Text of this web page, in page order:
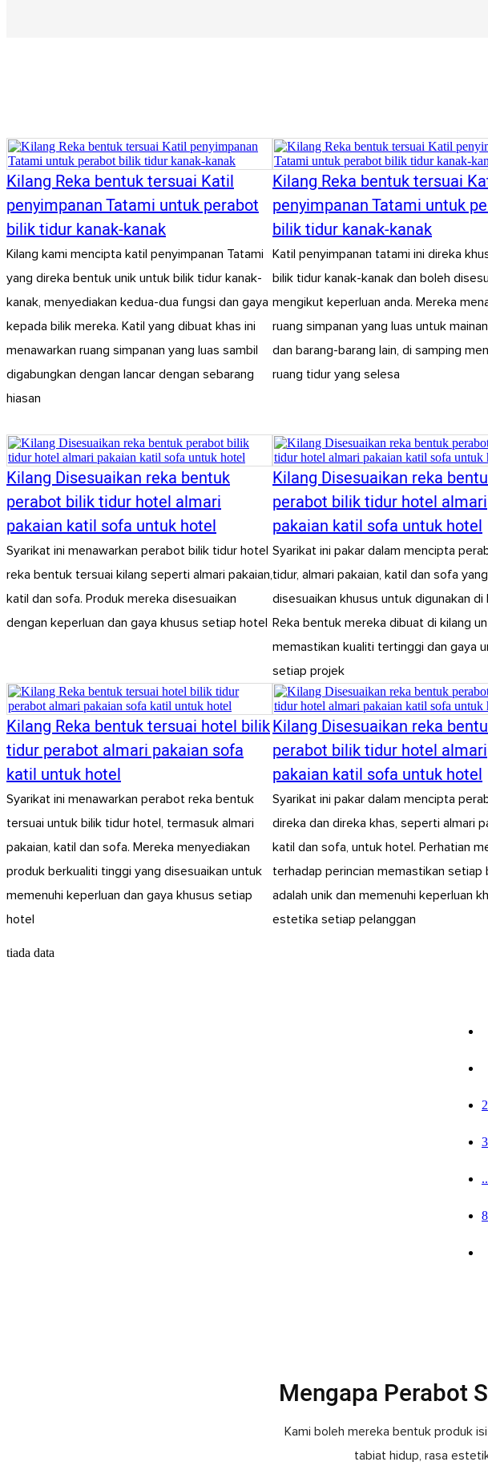
Kilang Reka bentuk tersuai Katil
penyimpanan Tatami untuk perabot
bilik tidur kanak-kanak
Kilang kami mencipta katil penyimpanan Tatami
yang direka bentuk unik untuk bilik tidur kanak-
kanak, menyediakan kedua-dua fungsi dan gaya
kepada bilik mereka. Katil yang dibuat khas ini
menawarkan ruang simpanan yang luas sambil
digabungkan dengan lancar dengan sebarang
hiasan
Kilang Reka bentuk tersuai
penyimpanan Tatami untuk
bilik tidur kanak-kanak
Katil penyimpanan tatami ini direka
bilik tidur kanak-kanak dan boleh
mengikut keperluan anda. Mereka
ruang simpanan yang luas untuk
dan barang-barang lain, di samping
ruang tidur yang selesa
Kilang Disesuaikan reka bentuk
perabot bilik tidur hotel almari
pakaian katil sofa untuk hotel
Syarikat ini menawarkan perabot bilik tidur hotel
reka bentuk tersuai kilang seperti almari pakaian,
katil dan sofa. Produk mereka disesuaikan
dengan keperluan dan gaya khusus setiap hotel
Kilang Disesuaikan reka
perabot bilik tidur hotel almari
pakaian katil sofa untuk hotel
Syarikat ini pakar dalam mencipta
tidur, almari pakaian, katil dan sofa yang
disesuaikan khusus untuk digunakan di
Reka bentuk mereka dibuat di kilang
memastikan kualiti tertinggi dan gaya
setiap projek
Kilang Reka bentuk tersuai hotel bilik
tidur perabot almari pakaian sofa
katil untuk hotel
Syarikat ini menawarkan perabot reka bentuk
tersuai untuk bilik tidur hotel, termasuk almari
pakaian, katil dan sofa. Mereka menyediakan
produk berkualiti tinggi yang disesuaikan untuk
memenuhi keperluan dan gaya khusus setiap
hotel
Kilang Disesuaikan reka
perabot bilik tidur hotel almari
pakaian katil sofa untuk hotel
Syarikat ini pakar dalam mencipta
direka dan direka khas, seperti almari
katil dan sofa, untuk hotel. Perhatian
terhadap perincian memastikan setiap
adalah unik dan memenuhi keperluan
estetika setiap pelanggan
tiada data
2
3
8
Mengapa Perabot
Kami boleh mereka bentuk produk
tabiat hidup, rasa